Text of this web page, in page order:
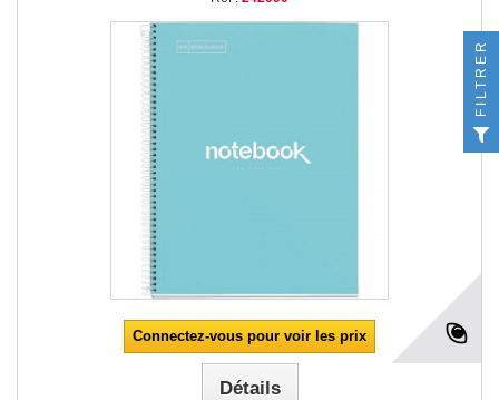
Connectez-vous pour voir les prix
Détails
FILTRER